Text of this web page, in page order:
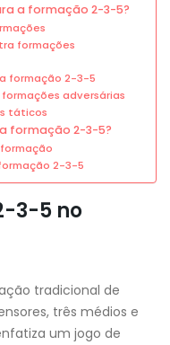
a formação 2-3-5?
formações
formação 2-3-5
adversárias
táticos
formação 2-3-5?
2-3-5
3-5 no
tradicional de
três médios e
um jogo de